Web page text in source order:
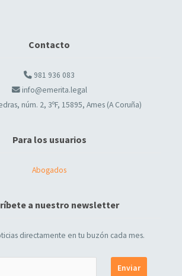
Contacto
981 936 083
info@emerita.legal
núm. 2, 3ºF, 15895, Ames (A Coruña)
Para los usuarios
Abogados
a nuestro newsletter
directamente en tu buzón cada mes.